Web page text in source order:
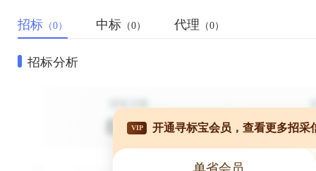
招标 （0） 中标 （0） 代理 （0）
招标分析
VIP 开通寻标宝会员，查看更多招采
单省会员